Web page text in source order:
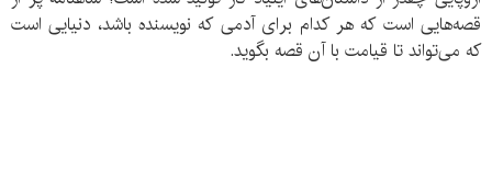
قصه‌هایی است که هر کدام برای آدمی که نویسنده باشد، دنیایی است
که می‌تواند تا قیامت با آن قصه بگوید.